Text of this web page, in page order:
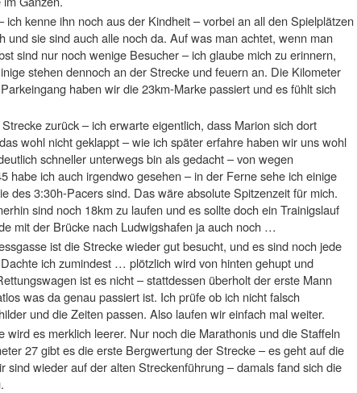
kenne ihn noch aus der Kindheit – vorbei an all den Spielplätzen
und sie sind auch alle noch da. Auf was man achtet, wenn man
sind nur noch wenige Besucher – ich glaube mich zu erinnern,
stehen dennoch an der Strecke und feuern an. Die Kilometer
haben wir die 23km-Marke passiert und es fühlt sich
zurück – ich erwarte eigentlich, dass Marion sich dort
wohl nicht geklappt – wie ich später erfahre haben wir uns wohl
schneller unterwegs bin als gedacht – von wegen
habe ich auch irgendwo gesehen – in der Ferne sehe ich einige
des 3:30h-Pacers sind. Das wäre absolute Spitzenzeit für mich.
sind noch 18km zu laufen und es sollte doch ein Trainigslauf
mit der Brücke nach Ludwigshafen ja auch noch …
ist die Strecke wieder gut besucht, und es sind noch jede
ich zumindest … plötzlich wird von hinten gehupt und
ist es nicht – stattdessen überholt der erste Mann
was da genau passiert ist. Ich prüfe ob ich nicht falsch
und die Zeiten passen. Also laufen wir einfach mal weiter.
wird es merklich leerer. Nur noch die Marathonis und die Staffeln
27 gibt es die erste Bergwertung der Strecke – es geht auf die
sind wieder auf der alten Streckenführung – damals fand sich die